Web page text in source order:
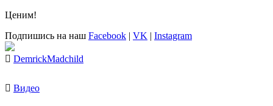
Ценим!
Подпишись на наш Facebook | VK | Instagram
DemrickMadchild
Видео